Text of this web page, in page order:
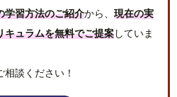
学習方法のご紹介から、 現在の実
キュラムを無料でご提案していま
談ください！